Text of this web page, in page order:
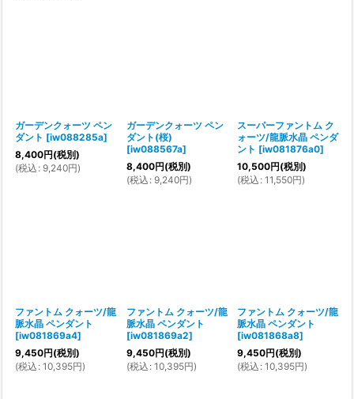
ガーデンクォーツ ペン
ダント [iw088285a]
8,400円(税別)
(税込 : 9,240円)
ガーデンクォーツ ペン
ダント(桜)
[iw088567a]
8,400円(税別)
(税込 : 9,240円)
スーパーファントム ク
ォーツ/龍脈水晶 ペンダ
ント [iw081876a0]
10,500円(税別)
(税込 : 11,550円)
ファントム クォーツ/龍
脈水晶 ペンダント
[iw081869a4]
9,450円(税別)
(税込 : 10,395円)
ファントム クォーツ/龍
脈水晶 ペンダント
[iw081869a2]
9,450円(税別)
(税込 : 10,395円)
ファントム クォーツ/龍
脈水晶 ペンダント
[iw081868a8]
9,450円(税別)
(税込 : 10,395円)